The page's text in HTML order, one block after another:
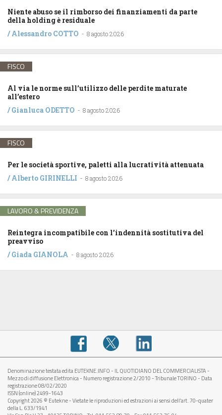
Niente abuso se il rimborso dei finanziamenti da parte
della holding è residuale
/Alessandro COTTO - 8 agosto 2026
FISCO
Al via le norme sull’utilizzo delle perdite maturate
all’estero
/Gianluca ODETTO - 8 agosto 2026
FISCO
Per le società sportive, paletti alla lucratività attenuata
/Alberto GIRINELLI - 8 agosto 2026
LAVORO & PREVIDENZA
Reintegra incompatibile con l’indennità sostitutiva del
preavviso
/Giada GIANOLA - 8 agosto 2026
Denominazione testata edita EUTEKNE.INFO - IL QUOTIDIANO DEL COMMERCIALISTA -
Mezzo di diffusione Elettronica - Numero registrazione 2/2010 - Tribunale TORINO - Data
registrazione 08/02/2020
ISSN (online) 2499-1643
Copyright 2026 © Eutekne - Vietate le riproduzioni ed estrazioni ai sensi dell’art. 70-quater
della L. 633/1941